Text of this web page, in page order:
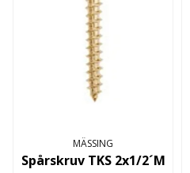
MÄSSING
Spårskruv TKS 2x1/2´M